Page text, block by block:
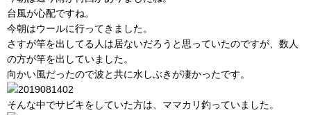
台風が心配ですね。
今朝はウールに行ってきました。
さすが竿を出してる人は居ないだろうと思っていたのですが、数人
の方が竿を出していました。
向かい風だったので波と共に水しぶきが凄かったです。
そんな中でサビキをしていた方は、ママカリ釣っていました。